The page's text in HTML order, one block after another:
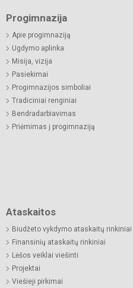
Progimnazija
Apie progimnaziją
Ugdymo aplinka
Misija, vizija
Pasiekimai
Progimnazijos simboliai
Tradiciniai renginiai
Bendradarbiavimas
Priėmimas į progimnaziją
Ataskaitos
Biudžeto vykdymo ataskaitų rinkiniai
Finansinių ataskaitų rinkiniai
Lėšos veiklai viešinti
Projektai
Viešieji pirkimai